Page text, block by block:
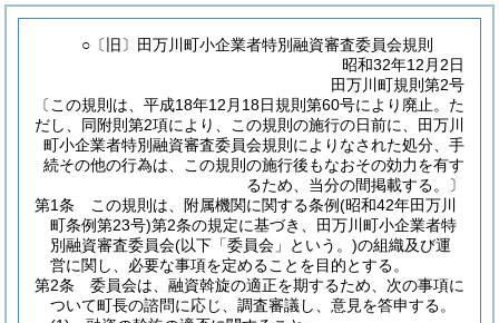
○〔旧〕田万川町小企業者特別融資審査委員会規則
昭和32年12月2日
田万川町規則第2号
〔この規則は、平成18年12月18日規則第60号により廃止。た
だし、同附則第2項により、この規則の施行の日前に、田万川
町小企業者特別融資審査委員会規則によりなされた処分、手
続その他の行為は、この規則の施行後もなおその効力を有す
るため、当分の間掲載する。〕
第1条
この規則は、附属機関に関する条例(昭和42年田万川
町条例第23号)第2条の規定に基づき、田万川町小企業者特
別融資審査委員会(以下「委員会」という。)の組織及び運
営に関し、必要な事項を定めることを目的とする。
第2条
委員会は、融資斡旋の適正を期するため、次の事項に
ついて町長の諮問に応じ、調査審議し、意見を答申する。